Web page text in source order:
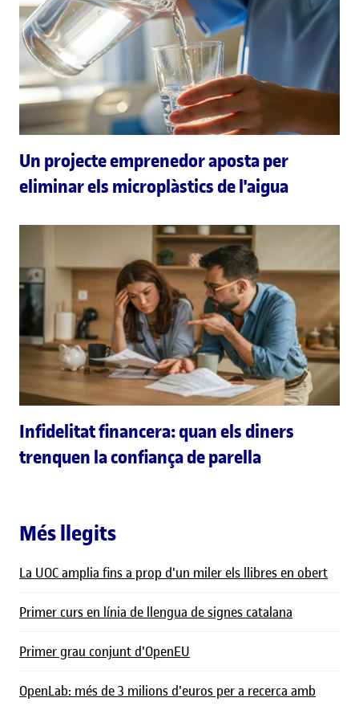
Un projecte emprenedor aposta per
eliminar els microplàstics de l'aigua
Infidelitat financera: quan els diners
trenquen la confiança de parella
Més llegits
La UOC amplia fins a prop d'un miler els llibres en obert
Primer curs en línia de llengua de signes catalana
Primer grau conjunt d'OpenEU
OpenLab: més de 3 milions d'euros per a recerca amb